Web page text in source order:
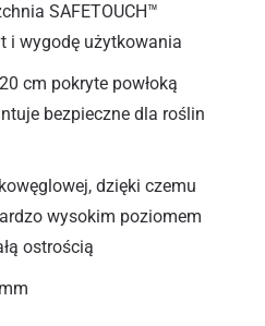
SAFETOUCH™
i wygodę użytkowania
cm pokryte powłoką
bezpieczne dla roślin
dzięki czemu
wysokim poziomem
ostrością